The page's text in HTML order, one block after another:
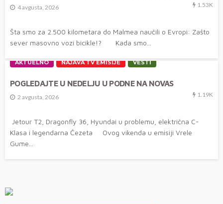
4 avgusta, 2026 1.53K
Šta smo za 2.500 kilometara do Malmea naučili o Evropi: Zašto
sever masovno vozi bicikle!? Kada smo...
AKTUELNO NAJAVA TV EMISIJE VESTI
POGLEDAJTE U NEDELJU U PODNE NA NOVAS
2 avgusta, 2026 1.19K
Jetour T2, Dragonfly 36, Hyundai u problemu, električna C-
Klasa i legendarna Čezeta Ovog vikenda u emisiji Vrele
Gume...